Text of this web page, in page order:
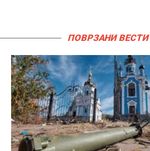
ПОВРЗАНИ ВЕСТИ